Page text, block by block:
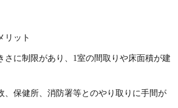
リット
に制限があり、1室の間取りや床面積が建
保健所、消防署等とのやり取りに手間が